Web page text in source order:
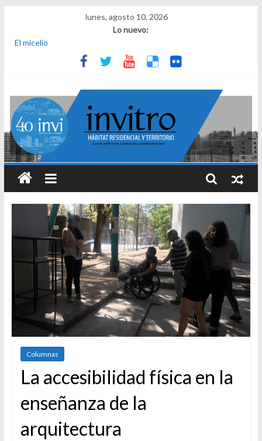
lunes, agosto 10, 2026
Lo nuevo:
El micelio
Receta para viajar al pasado
Una noche y el amanecer en Dignidad
INVI
El derecho a habitar
Columnas
La accesibilidad física en la
enseñanza de la
arquitectura